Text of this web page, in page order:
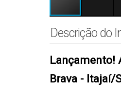
Descrição do
Lançamento!
Brava - Itajaí/